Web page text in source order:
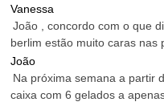
Vanessa
João , concordo com o que
berlim estão muito caras nas
João
Na próxima semana a partir
caixa com 6 gelados a